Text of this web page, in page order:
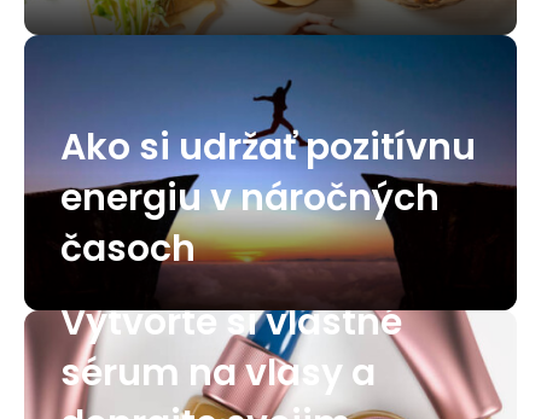
Ako si udržať pozitívnu
energiu v náročných
časoch
Vytvorte si vlastné
sérum na vlasy a